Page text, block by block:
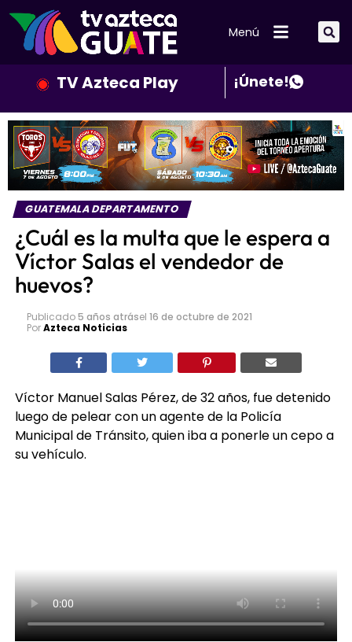
Menú
TV Azteca Play ¡Únete!
GUATEMALA DEPARTAMENTO
¿Cuál es la multa que le espera a
Víctor Salas el vendedor de
huevos?
Publicado5 años atrásel 16 de octubre de 2021
PorAzteca Noticias
Víctor Manuel Salas Pérez, de 32 años, fue detenido
luego de pelear con un agente de la Policía
Municipal de Tránsito, quien iba a ponerle un cepo a
su vehículo.